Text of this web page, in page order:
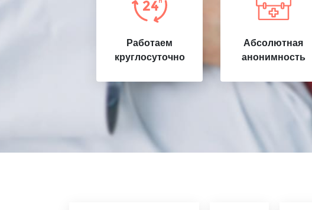
Работаем
круглосуточно
Абсолютная
анонимность